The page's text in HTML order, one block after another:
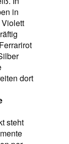
in
dort
steht